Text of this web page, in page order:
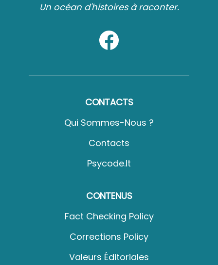
Un océan d'histoires à raconter.
CONTACTS
Qui Sommes-Nous ?
Contacts
Psycode.it
CONTENUS
Fact Checking Policy
Corrections Policy
Valeurs Éditoriales